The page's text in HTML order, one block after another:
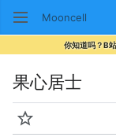
Mooncell
你知道吗？B站
果心居士
监视